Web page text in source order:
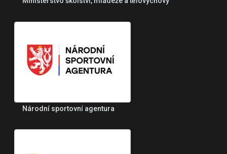
Národní sportovní agentura